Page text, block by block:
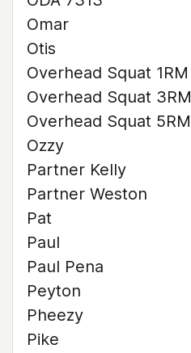
Omar
Otis
Overhead Squat 1RM
Overhead Squat 3RM
Overhead Squat 5RM
Ozzy
Partner Kelly
Partner Weston
Pat
Paul
Paul Pena
Peyton
Pheezy
Pike